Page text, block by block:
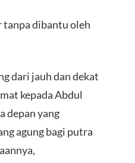
tanpa dibantu oleh
dari jauh dan dekat
kepada Abdul
depan yang
agung bagi putra